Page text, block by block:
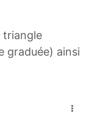
triangle
graduée) ainsi